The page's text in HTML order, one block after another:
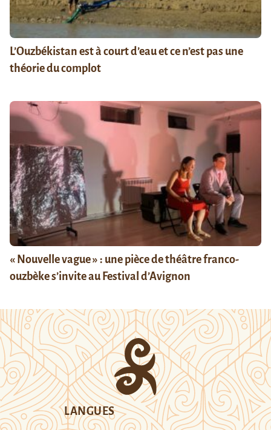
L’Ouzbékistan est à court d’eau et ce n’est pas une
théorie du complot
« Nouvelle vague » : une pièce de théâtre franco-
ouzbèke s’invite au Festival d’Avignon
LANGUES